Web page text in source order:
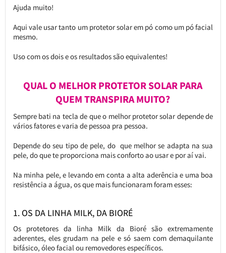
Ajuda muito!
Aqui vale usar tanto um protetor solar em pó como um pó facial
mesmo.
Uso com os dois e os resultados são equivalentes!
QUAL O MELHOR PROTETOR SOLAR PARA
QUEM TRANSPIRA MUITO?
Sempre bati na tecla de que o melhor protetor solar depende de
vários fatores e varia de pessoa pra pessoa.
Depende do seu tipo de pele, do que melhor se adapta na sua
pele, do que te proporciona mais conforto ao usar e por aí vai.
Na minha pele, e levando em conta a alta aderência e uma boa
resistência a água, os que mais funcionaram foram esses:
1. OS DA LINHA MILK, DA BIORÉ
Os protetores da linha Milk da Bioré são extremamente
aderentes, eles grudam na pele e só saem com demaquilante
bifásico, óleo facial ou removedores específicos.